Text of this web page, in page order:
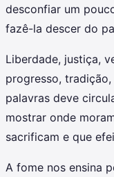
desconfiar um
fazê-la descer do
Liberdade, justiça,
progresso, tradição,
palavras deve
mostrar onde
sacrificam e que
A fome nos ensina